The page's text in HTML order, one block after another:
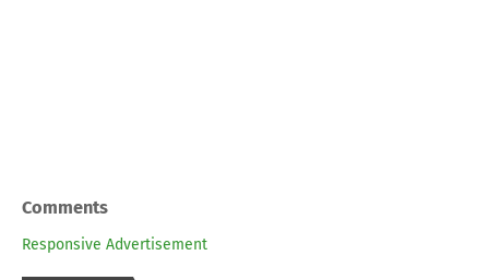
Comments
Responsive Advertisement